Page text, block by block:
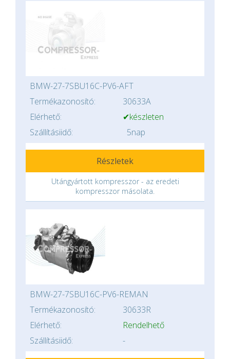
BMW-27-7SBU16C-PV6-AFT
Termékazonosító:
30633A
Elérhető:
✔készleten
Szállításiidő:
5nap
Részletek
Utángyártott kompresszor - az eredeti
kompresszor másolata.
BMW-27-7SBU16C-PV6-REMAN
Termékazonosító:
30633R
Elérhető:
Rendelhető
Szállításiidő:
-